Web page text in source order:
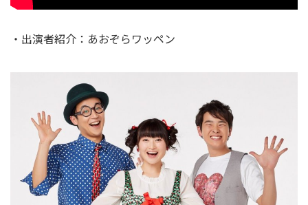
・出演者紹介：あおぞらワッペン